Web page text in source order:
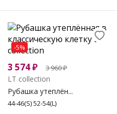
-5%
3 574₽ 3 960₽
LT collection
Рубашка утеплён...
44-46(S) 52-54(L)